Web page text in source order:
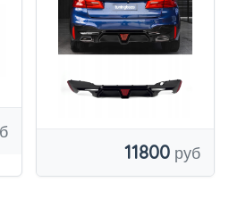
глянцевый
11800